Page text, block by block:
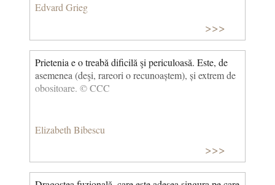
Edvard Grieg
>>>
Prietenia e o treabă dificilă şi periculoasă. Este, de
asemenea (deşi, rareori o recunoaștem), și extrem de
obositoare. © CCC
Elizabeth Bibescu
>>>